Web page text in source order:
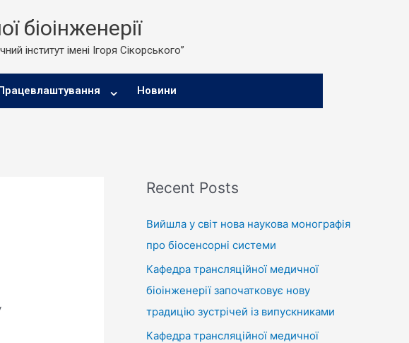
біоінженерії
інститут імені Ігоря Сікорського”
Новини
Recent Posts
Вийшла у світ нова наукова монографія
про біосенсорні системи
Кафедра трансляційної медичної
біоінженерії започатковує нову
традицію зустрічей із випускниками
Кафедра трансляційної медичної